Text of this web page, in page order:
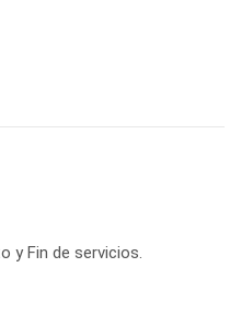
y Fin de servicios.